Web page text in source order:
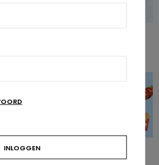
Ontstekingsindex van voeding en